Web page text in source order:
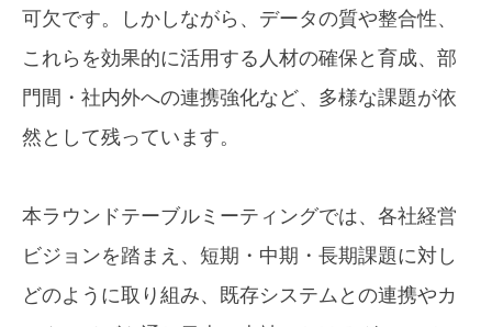
可欠です。しかしながら、データの質や整合性、
これらを効果的に活用する人材の確保と育成、部
門間・社内外への連携強化など、多様な課題が依
然として残っています。
本ラウンドテーブルミーティングでは、各社経営
ビジョンを踏まえ、短期・中期・⾧期課題に対し
どのように取り組み、既存システムとの連携やカ